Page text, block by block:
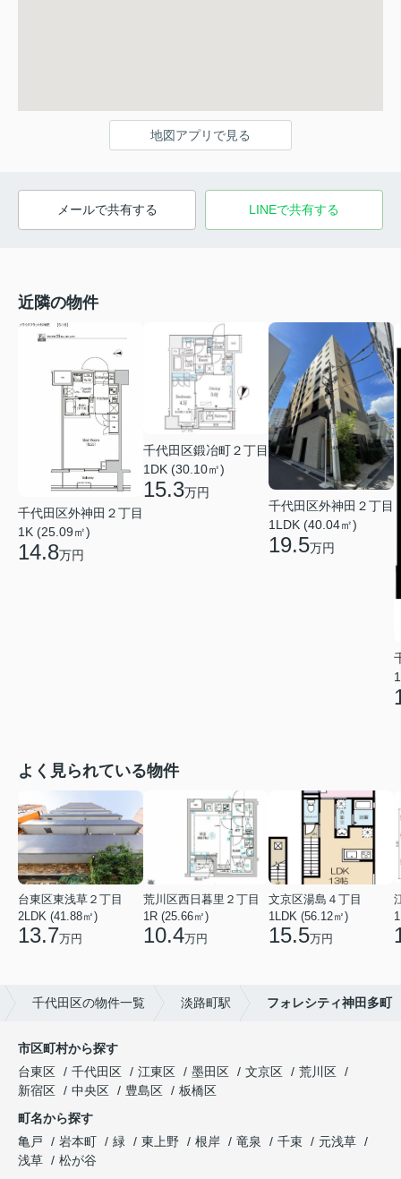
地図アプリで見る
メールで共有する LINEで共有する
近隣の物件
千代田区外神田２丁目
1K (25.09㎡)
14.8万円
千代田区鍛冶町２丁目
1DK (30.10㎡)
15.3万円
千代田区外神田２丁目
1LDK (40.04㎡)
19.5万円
よく見られている物件
台東区東浅草２丁目
2LDK (41.88㎡)
13.7万円
荒川区西日暮里２丁目
1R (25.66㎡)
10.4万円
文京区湯島４丁目
1LDK (56.12㎡)
15.5万円
千代田区の物件一覧 淡路町駅 フォレシティ神田多町
市区町村から探す
台東区
千代田区 江東区 墨田区 文京区
荒川区
新宿区
中央区 豊島区
板橋区
町名から探す
亀戸
岩本町 緑 東上野 根岸 竜泉 千束
元浅草
浅草
松が谷